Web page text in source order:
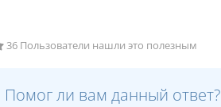
36 Пользователи нашли это полезным
Помог ли вам данный ответ?